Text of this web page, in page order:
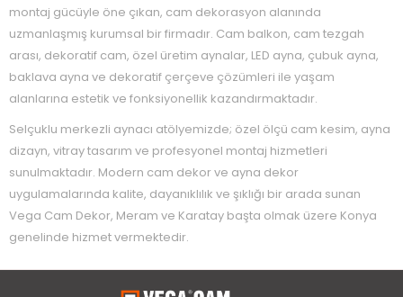
montaj gücüyle öne çıkan, cam dekorasyon alanında
uzmanlaşmış kurumsal bir firmadır. Cam balkon, cam tezgah
arası, dekoratif cam, özel üretim aynalar, LED ayna, çubuk ayna,
baklava ayna ve dekoratif çerçeve çözümleri ile yaşam
alanlarına estetik ve fonksiyonellik kazandırmaktadır.
Selçuklu merkezli aynacı atölyemizde; özel ölçü cam kesim, ayna
dizayn, vitray tasarım ve profesyonel montaj hizmetleri
sunulmaktadır. Modern cam dekor ve ayna dekor
uygulamalarında kalite, dayanıklılık ve şıklığı bir arada sunan
Vega Cam Dekor, Meram ve Karatay başta olmak üzere Konya
genelinde hizmet vermektedir.